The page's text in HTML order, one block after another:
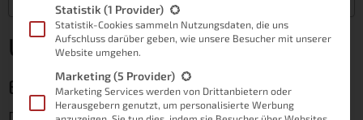
Unsere kleine Hausautomation
Ein smarter Gedanke
Statistik (1 Provider)
Statistik-Cookies sammeln Nutzungsdaten, die uns
Aufschluss darüber geben, wie unsere Besucher mit unserer
Website umgehen.
Marketing(5 Provider)
Marketing Services werden von Drittanbietern oder
Herausgebern genutzt, um personalisierte Werbung